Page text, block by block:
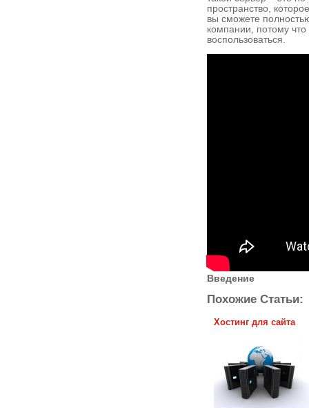
пространство,
вы сможете
компании, потому
воспользоваться.
Введение
Похожие Статьи:
Хостинг для сайта